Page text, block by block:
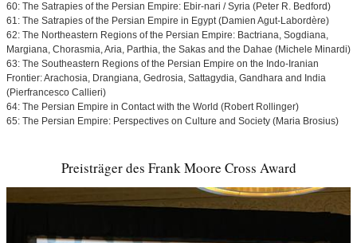
60: The Satrapies of the Persian Empire: Ebir-nari / Syria (Peter R. Bedford)
61: The Satrapies of the Persian Empire in Egypt (Damien Agut-Labordère)
62: The Northeastern Regions of the Persian Empire: Bactriana, Sogdiana,
Margiana, Chorasmia, Aria, Parthia, the Sakas and the Dahae (Michele Minardi)
63: The Southeastern Regions of the Persian Empire on the Indo-Iranian
Frontier: Arachosia, Drangiana, Gedrosia, Sattagydia, Gandhara and India
(Pierfrancesco Callieri)
64: The Persian Empire in Contact with the World (Robert Rollinger)
65: The Persian Empire: Perspectives on Culture and Society (Maria Brosius)
Preisträger des Frank Moore Cross Award